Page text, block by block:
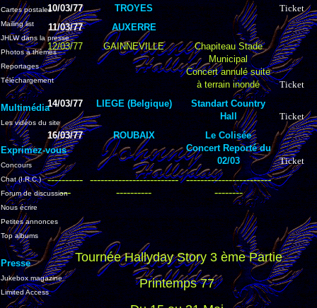
Cartes postales
Mailing list
JHLW dans la presse
Photos à thèmes
Reportages
Téléchargement
Multimédia
Les vidéos du site
Exprimez-vous
Concours
Chat (I.R.C.)
Forum de discussion
Nous écrire
Petites annonces
Top albums
Presse
Jukebox magazine
Limited Access
10/03/77
TROYES
Ticket
11/03/77
AUXERRE
12/03/77
GAINNEVILLE
Chapiteau Stade
Municipal
Concert annulé suite
à terrain inondé
Ticket
14/03/77
LIEGE (Belgique)
Standart Country
Hall
Ticket
16/03/77
ROUBAIX
Le Colisée
Concert Reporté du
02/03
Ticket
----------
---
-------------------------
----------
------------------------
--------
Tournée Hallyday Story 3 ème Partie
Printemps 77